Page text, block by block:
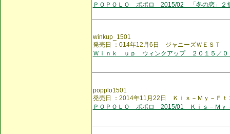
ＰＯＰＯＬＯ ポポロ 2015/02 「冬の恋」２
winkup_1501
発売日 ：014年12月6日 ジャニーズＷＥＳＴ
Ｗｉｎｋ ｕｐ ウィンクアップ ２０１５／０
popplo1501
発売日 ：2014年11月22日 Ｋｉｓ－Ｍｙ－Ｆｔ
ＰＯＰＯＬＯ ポポロ 2015/01 Ｋｉｓ－Ｍｙ